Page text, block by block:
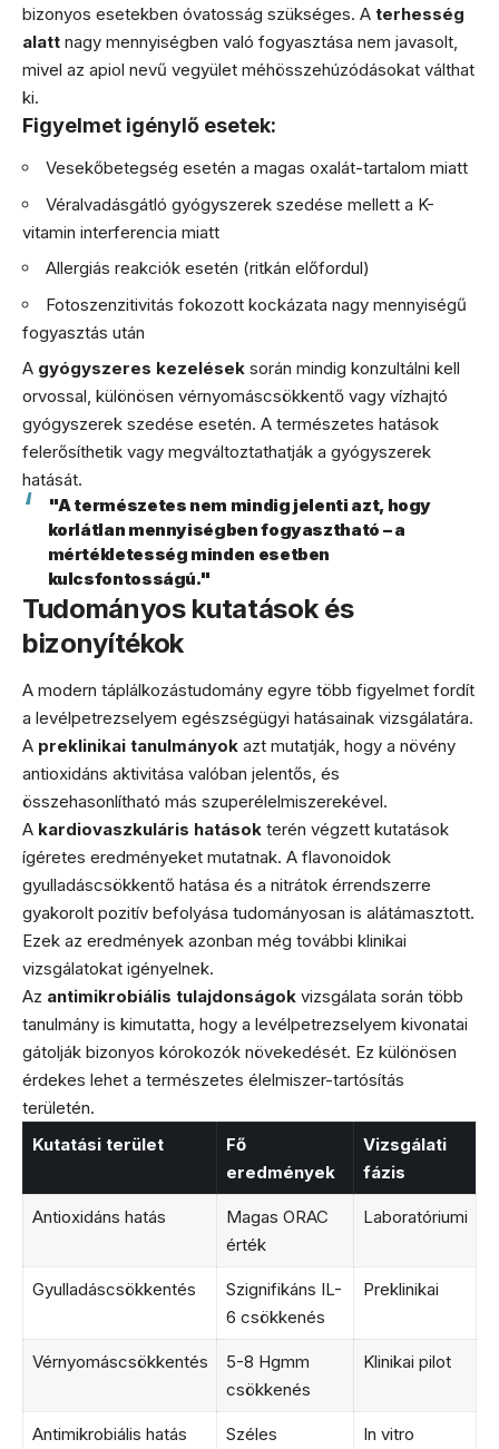
bizonyos esetekben óvatosság szükséges. A terhesség
alatt nagy mennyiségben való fogyasztása nem javasolt,
mivel az apiol nevű vegyület méhösszehúzódásokat válthat
ki.
Figyelmet igénylő esetek:
Vesekőbetegség esetén a magas oxalát-tartalom miatt
Véralvadásgátló gyógyszerek szedése mellett a K-
vitamin interferencia miatt
Allergiás reakciók esetén (ritkán előfordul)
Fotoszenzitivitás fokozott kockázata nagy mennyiségű
fogyasztás után
A gyógyszeres kezelések során mindig konzultálni kell
orvossal, különösen vérnyomáscsökkentő vagy vízhajtó
gyógyszerek szedése esetén. A természetes hatások
felerősíthetik vagy megváltoztathatják a gyógyszerek
hatását.
"A természetes nem mindig jelenti azt, hogy
korlátlan mennyiségben fogyasztható – a
mértékletesség minden esetben
kulcsfontosságú."
Tudományos kutatások és
bizonyítékok
A modern táplálkozástudomány egyre több figyelmet fordít
a levélpetrezselyem egészségügyi hatásainak vizsgálatára.
A preklinikai tanulmányok azt mutatják, hogy a növény
antioxidáns aktivitása valóban jelentős, és
összehasonlítható más szuperélelmiszerekével.
A kardiovaszkuláris hatások terén végzett kutatások
ígéretes eredményeket mutatnak. A flavonoidok
gyulladáscsökkentő hatása és a nitrátok érrendszerre
gyakorolt pozitív befolyása tudományosan is alátámasztott.
Ezek az eredmények azonban még további klinikai
vizsgálatokat igényelnek.
Az antimikrobiális tulajdonságok vizsgálata során több
tanulmány is kimutatta, hogy a levélpetrezselyem kivonatai
gátolják bizonyos kórokozók növekedését. Ez különösen
érdekes lehet a természetes élelmiszer-tartósítás
területén.
Kutatási terület
Fő
eredmények
Vizsgálati
fázis
Antioxidáns hatás
Magas ORAC
érték
Laboratóriumi
Gyulladáscsökkentés
Szignifikáns IL-
6 csökkenés
Preklinikai
Vérnyomáscsökkentés
5-8 Hgmm
csökkenés
Klinikai pilot
Antimikrobiális hatás
Széles
In vitro